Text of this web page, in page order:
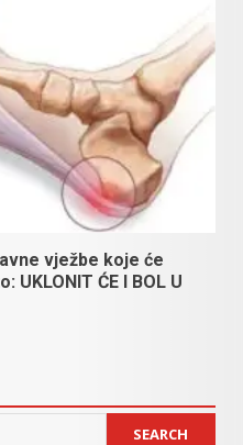
vježbe koje će
ĆE I BOL U
SEARCH